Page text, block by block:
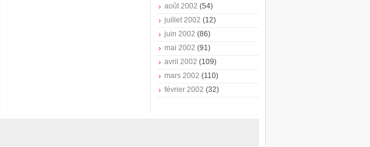
août 2002 (54)
juillet 2002 (12)
juin 2002 (86)
mai 2002 (91)
avril 2002 (109)
mars 2002 (110)
février 2002 (32)